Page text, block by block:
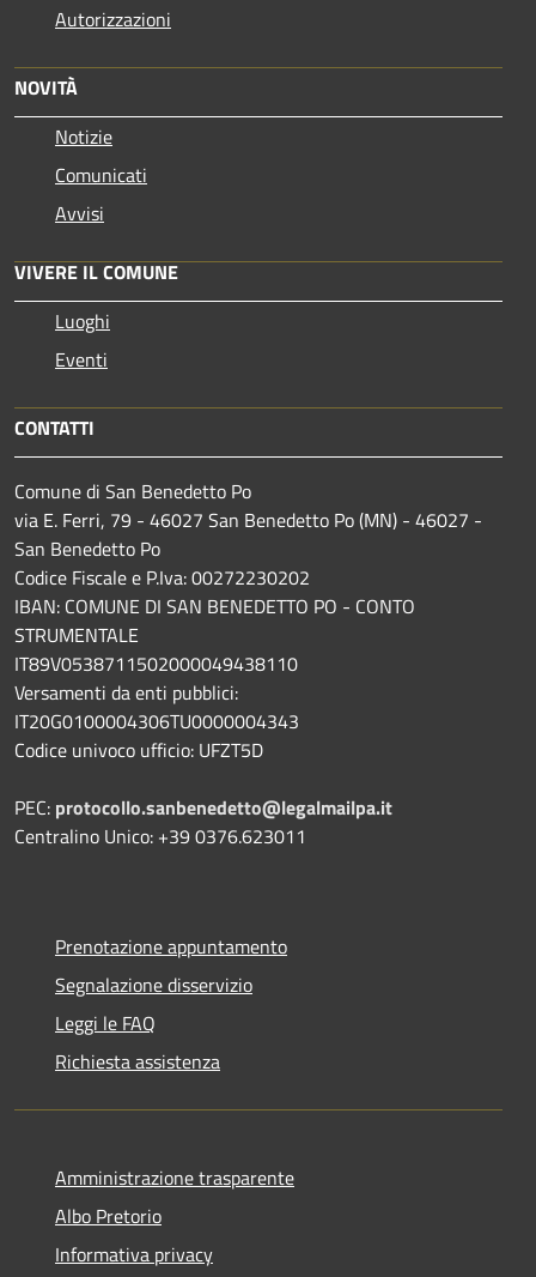
Autorizzazioni
NOVITÀ
Notizie
Comunicati
Avvisi
VIVERE IL COMUNE
Luoghi
Eventi
CONTATTI
Comune di San Benedetto Po
via E. Ferri, 79 - 46027 San Benedetto Po (MN) - 46027 -
San Benedetto Po
Codice Fiscale e P.Iva: 00272230202
IBAN: COMUNE DI SAN BENEDETTO PO - CONTO
STRUMENTALE
IT89V0538711502000049438110
Versamenti da enti pubblici:
IT20G0100004306TU0000004343
Codice univoco ufficio: UFZT5D
PEC: protocollo.sanbenedetto@legalmailpa.it
Centralino Unico: +39 0376.623011
Prenotazione appuntamento
Segnalazione disservizio
Leggi le FAQ
Richiesta assistenza
Amministrazione trasparente
Albo Pretorio
Informativa privacy